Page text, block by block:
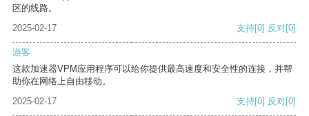
区的线路。
2025-02-17
支持[0] 反对[0]
游客
这款加速器VPM应用程序可以给你提供最高速度和安全性的连接，并帮
助你在网络上自由移动。
2025-02-17
支持[0] 反对[0]